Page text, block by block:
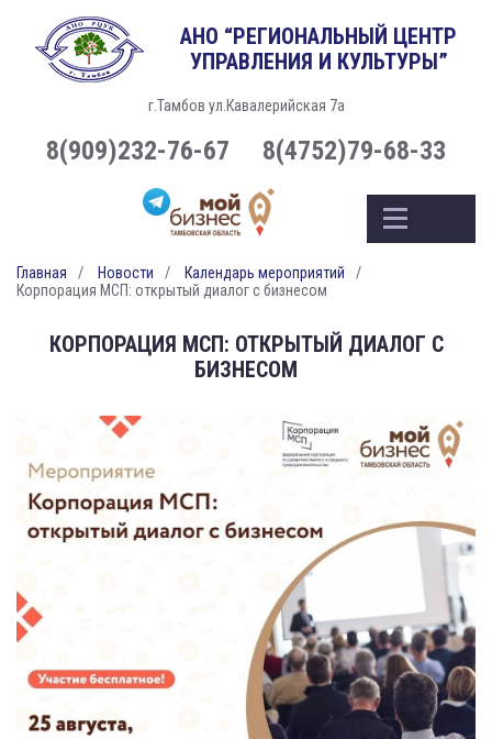
АНО “РЕГИОНАЛЬНЫЙ ЦЕНТР
УПРАВЛЕНИЯ И КУЛЬТУРЫ”
г.Тамбов ул.Кавалерийская 7а
8(909)232-76-67 8(4752)79-68-33
Главная Новости
Календарь мероприятий
Корпорация МСП: открытый диалог с бизнесом
КОРПОРАЦИЯ МСП: ОТКРЫТЫЙ ДИАЛОГ С
БИЗНЕСОМ